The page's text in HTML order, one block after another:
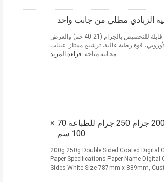
ورقة قاعدة فلتر القهوة من لب الخشب البكر الملائمة للطعام. قابلة للتخصيص بالجرام (21-40 جم) والعرض
الأوروبي، قوة رطبة عالية، ترشيح ممتاز. عينات
مجانية متاحة. قراءة المزيد
ورق فني لامع مزدوج الجوانب مطلي رقميًا 200 جرام 250 جرام للطباعة 70 ×
100 سم
200g 250g Double Sided Coated Digital Glossy Art Paper For Printing 70 x 100cm Digital Glossy Art
Paper Specifications Paper Name
Sides White Size 787mm x 889mm,